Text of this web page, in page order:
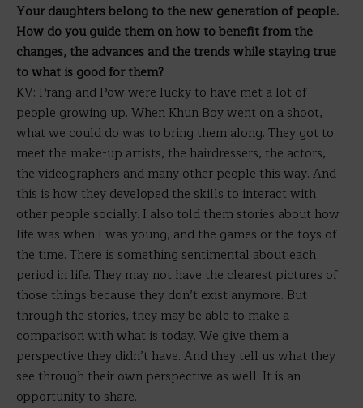
Your daughters belong to the new generation of people.
How do you guide them on how to benefit from the
changes, the advances and the trends while staying true
to what is good for them?
KV: Prang and Pow were lucky to have met a lot of
people growing up. When Khun Boy went on a shoot,
what we could do was to bring them along. They got to
meet the make-up artists, the hairdressers, the actors,
the videographers and many other people this way. And
this is how they developed the skills to interact with
other people socially. I also told them stories about how
life was when I was young, and the games or the toys of
the time. There is something sentimental about each
period in life. They may not have the clearest pictures of
those things because they don’t exist anymore. But
through the stories, they may be able to make a
comparison with what is today. We give them a
perspective they didn’t have. And they tell us what they
see through their own perspective as well. It is an
opportunity to share.